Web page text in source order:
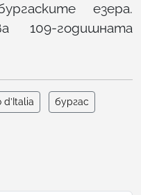
езера.
109-годишната
d’Italia бургас